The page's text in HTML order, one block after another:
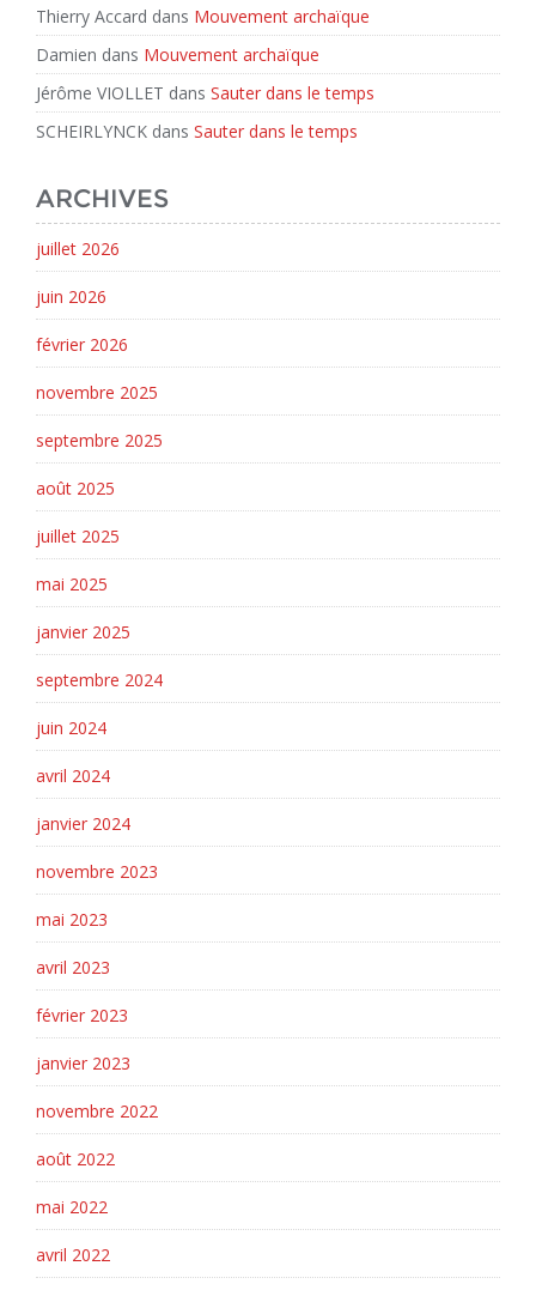
Thierry Accard dans Mouvement archaïque
Damien dans Mouvement archaïque
Jérôme VIOLLET dans Sauter dans le temps
SCHEIRLYNCK dans Sauter dans le temps
ARCHIVES
juillet 2026
juin 2026
février 2026
novembre 2025
septembre 2025
août 2025
juillet 2025
mai 2025
janvier 2025
septembre 2024
juin 2024
avril 2024
janvier 2024
novembre 2023
mai 2023
avril 2023
février 2023
janvier 2023
novembre 2022
août 2022
mai 2022
avril 2022